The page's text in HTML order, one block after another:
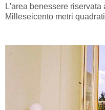
L'area benessere riservata
Milleseicento metri